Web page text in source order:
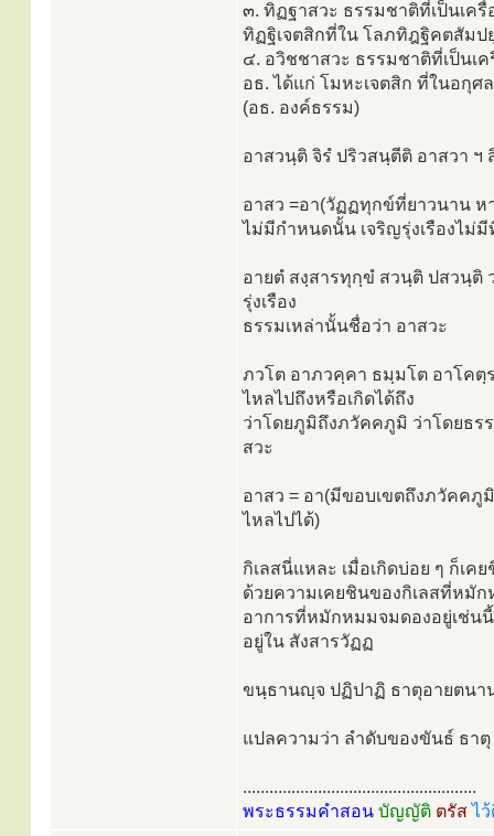
๓. ทิฏฐาสวะ ธรรมชาติที่เป็นเค
ทิฏฐิเจตสิกที่ใน โลภทิฎฐิคตสัมป
๔. อวิชชาสวะ ธรรมชาติที่เป็นเ
อธ. ได้แก่ โมหะเจตสิก ที่ในอกุศ
(อธ. องค์ธรรม)
อาสวนฺติ จิรํ ปริวสนฺตีติ อาสวา ฯ
อาสว =อา(วัฏฏทุกข์ที่ยาวนาน ห
ไม่มีกำหนดนั้น เจริญรุ่งเรืองไม่
อายตํ สงฺสารทุกฺขํ สวนฺติ ปสวนฺติ
รุ่งเรือง
ธรรมเหล่านั้นชื่อว่า อาสวะ
ภวโต อาภวคฺคา ธมฺมโต อาโคตฺ
ไหลไปถึงหรือเกิดได้ถึง
ว่าโดยภูมิถึงภวัคคภูมิ ว่าโดยธร
สวะ
อาสว = อา(มีขอบเขตถึงภวัคค
ไหลไปได้)
กิเลสนี่แหละ เมื่อเกิดบ่อย ๆ ก็เ
ด้วยความเคยชินของกิเลสที่หมั
อาการที่หมักหมมจมดองอยู่เช่นนี้
อยู่ใน สังสารวัฏฏ
ขนฺธานญฺจ ปฏิปาฏิ ธาตุอายตนา
แปลความว่า ลำดับของขันธ์ ธาตุ
.....................................................
พระธรรมคำสอน บัญญัติ ตรัสไ